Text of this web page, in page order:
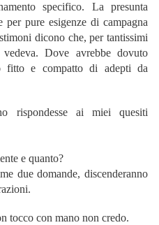
specifico. La presunta
per pure esigenze di campagna
dicono che, per tantissimi
Dove avrebbe dovuto
fitto e compatto di adepti da
rispondesse ai miei quesiti
e quanto?
due domande, discenderanno
tocco con mano non credo.